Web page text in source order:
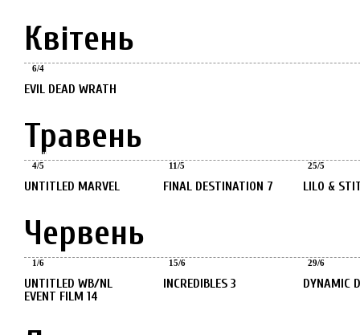
Квітень
6/4
EVIL DEAD WRATH
Травень
Травень
4/5
UNTITLED MARVEL
11/5
FINAL DESTINATION 7
25/5
LILO &
Червень
1/6
UNTITLED WB/NL
EVENT FILM 14
15/6
INCREDIBLES 3
29/6
DYNAMIC